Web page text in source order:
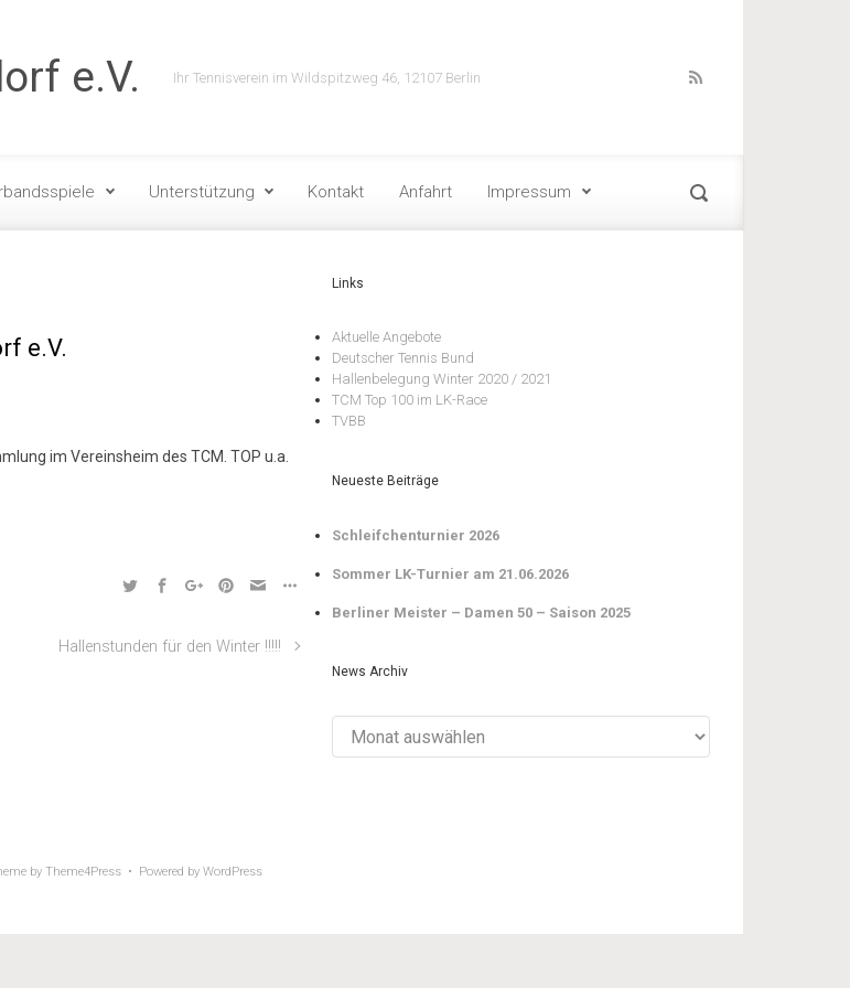
e.V. Ihr Tennisverein im Wildspitzweg 46, 12107 Berlin
Unterstützung Kontakt Anfahrt Impressum
e.V.
im Vereinsheim des TCM. TOP u.a.
Hallenstunden für den Winter !!!!!
Links
Aktuelle Angebote
Deutscher Tennis Bund
Hallenbelegung Winter 2020 / 2021
TCM Top 100 im LK-Race
TVBB
Neueste Beiträge
Schleifchenturnier 2026
Sommer LK-Turnier am 21.06.2026
Berliner Meister – Damen 50 – Saison 2025
News Archiv
Archiv
by Theme4Press • Powered by WordPress